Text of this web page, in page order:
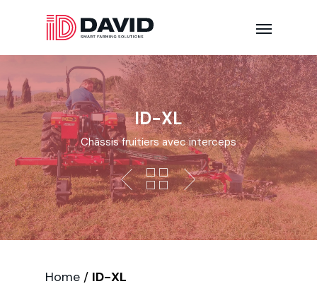
ID-XL
Châssis fruitiers avec interceps
Home / ID-XL